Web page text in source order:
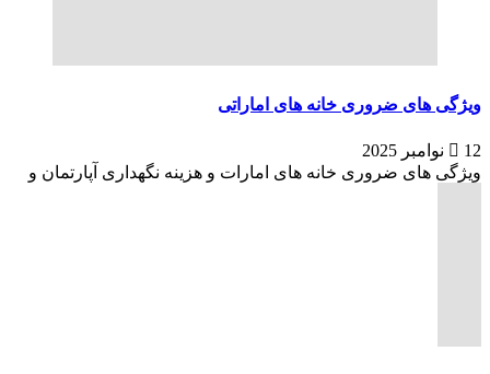
ویژگی های ضروری خانه های اماراتی
12 نوامبر 2025
ویژگی های ضروری خانه های امارات و هزینه نگهداری آپارتمان و